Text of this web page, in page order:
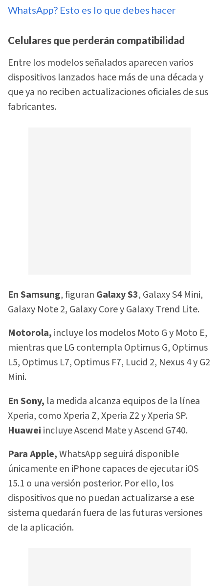
WhatsApp? Esto es lo que debes hacer
Celulares que perderán compatibilidad
Entre los modelos señalados aparecen varios
dispositivos lanzados hace más de una década y
que ya no reciben actualizaciones oficiales de sus
fabricantes.
En Samsung, figuran Galaxy S3, Galaxy S4 Mini,
Galaxy Note 2, Galaxy Core y Galaxy Trend Lite.
Motorola, incluye los modelos Moto G y Moto E,
mientras que LG contempla Optimus G, Optimus
L5, Optimus L7, Optimus F7, Lucid 2, Nexus 4 y G2
Mini.
En Sony, la medida alcanza equipos de la línea
Xperia, como Xperia Z, Xperia Z2 y Xperia SP.
Huawei incluye Ascend Mate y Ascend G740.
Para Apple,WhatsApp seguirá disponible
únicamente en iPhone capaces de ejecutar iOS
15.1 o una versión posterior. Por ello, los
dispositivos que no puedan actualizarse a ese
sistema quedarán fuera de las futuras versiones
de la aplicación.